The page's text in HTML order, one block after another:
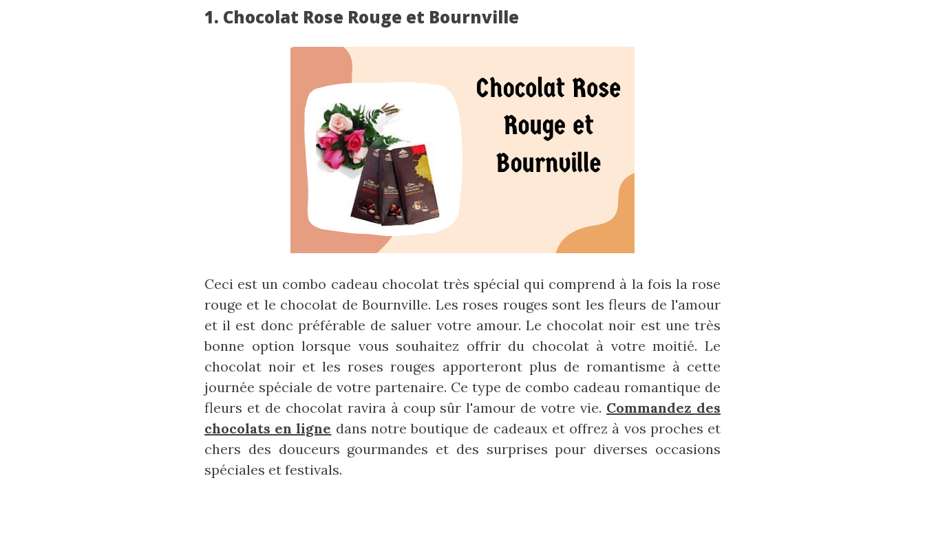
1. Chocolat Rose Rouge et Bournville
Ceci est un combo cadeau chocolat très spécial qui comprend à la fois la rose
rouge et le chocolat de Bournville. Les roses rouges sont les fleurs de l'amour
et il est donc préférable de saluer votre amour. Le chocolat noir est une très
bonne option lorsque vous souhaitez offrir du chocolat à votre moitié. Le
chocolat noir et les roses rouges apporteront plus de romantisme à cette
journée spéciale de votre partenaire. Ce type de combo cadeau romantique de
fleurs et de chocolat ravira à coup sûr l'amour de votre vie. Commandez des
chocolats en ligne dans notre boutique de cadeaux et offrez à vos proches et
chers des douceurs gourmandes et des surprises pour diverses occasions
spéciales et festivals.